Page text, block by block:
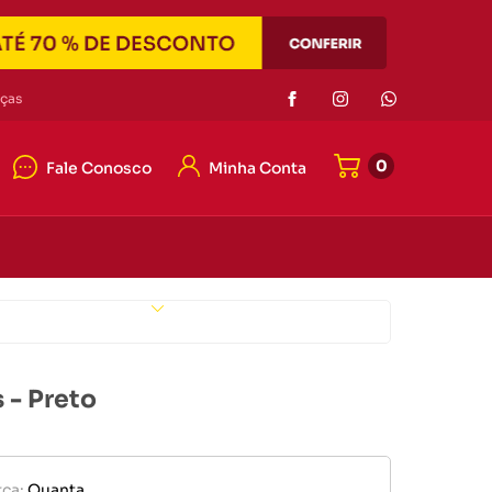
Fale Conosco
7121
Minha Conta 0
de pilha
Eletrônicos
de pilha
portátil
- Preto